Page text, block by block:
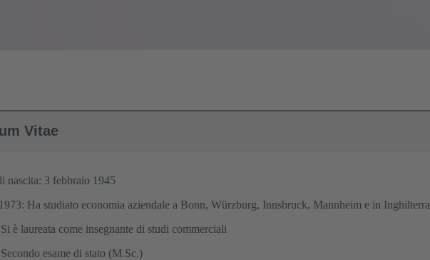
Vitae
nascita: 3 febbraio 1945
Ha studiato economia aziendale a Bonn, Würzburg, Innsbruck, Mannheim e in Inghilterra
è laureata come insegnante di studi commerciali
esame di stato (M.Sc.)